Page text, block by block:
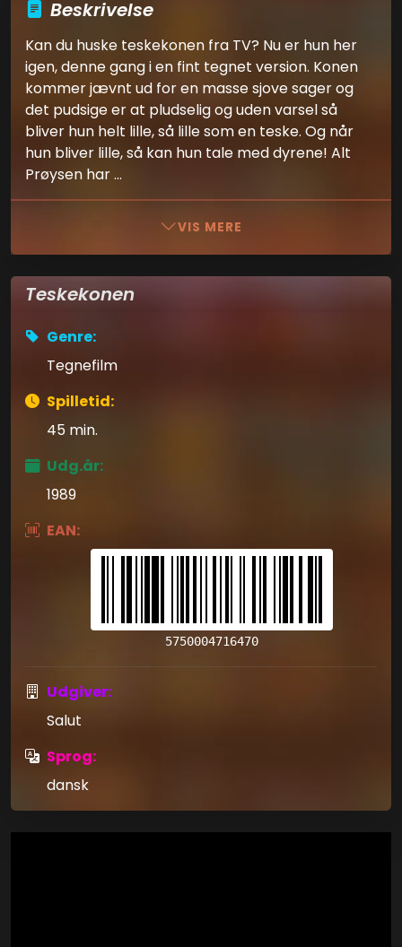
Beskrivelse
Kan du huske teskekonen fra TV? Nu er hun her
igen, denne gang i en fint tegnet version. Konen
kommer jævnt ud for en masse sjove sager og
det pudsige er at pludselig og uden varsel så
bliver hun helt lille, så lille som en teske. Og når
hun bliver lille, så kan hun tale med dyrene! Alt
Prøysen har ...
VIS MERE
Teskekonen
Genre:
Tegnefilm
Spilletid:
45 min.
Udg.år:
1989
EAN:
5750004716470
Udgiver:
Salut
Sprog:
dansk